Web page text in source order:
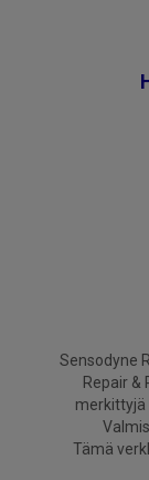
Sensodyne
Repair
merkittyjä
Tämä